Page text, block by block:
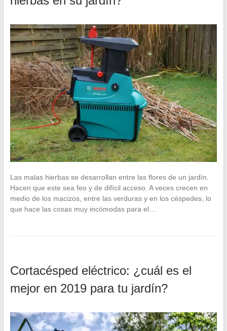
Las malas hierbas se desarrollan entre las flores de un jardín.
Hacen que este sea feo y de difícil acceso. A veces crecen en
medio de los macizos, entre las verduras y en los céspedes, lo
que hace las cosas muy incómodas para el…
Cortacésped eléctrico: ¿cuál es el
mejor en 2019 para tu jardín?